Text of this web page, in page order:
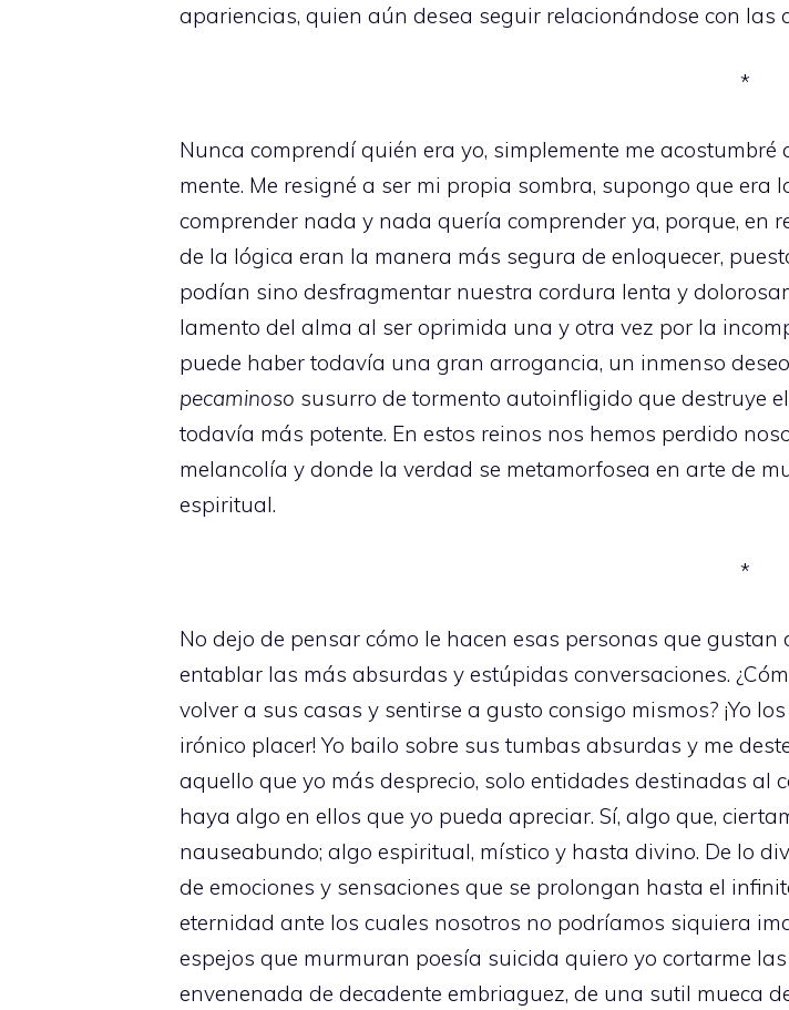
apariencias, quien aún desea seguir relacionándose con las
*
Nunca comprendí quién era yo, simplemente me
mente. Me resigné a ser mi propia sombra, supongo que
comprender nada y nada quería comprender ya, porque,
de la lógica eran la manera más segura de enloquecer,
podían sino desfragmentar nuestra cordura lenta y
lamento del alma al ser oprimida una y otra vez por la
puede haber todavía una gran arrogancia, un inmenso
pecaminoso susurro de tormento autoinfligido que destruye
todavía más potente. En estos reinos nos hemos perdido
melancolía y donde la verdad se metamorfosea en arte de
espiritual.
*
No dejo de pensar cómo le hacen esas personas que
entablar las más absurdas y estúpidas conversaciones.
volver a sus casas y sentirse a gusto consigo mismos? ¡Yo
irónico placer! Yo bailo sobre sus tumbas absurdas y me
aquello que yo más desprecio, solo entidades destinadas al
haya algo en ellos que yo pueda apreciar. Sí, algo que,
nauseabundo; algo espiritual, místico y hasta divino. De lo
de emociones y sensaciones que se prolongan hasta el
eternidad ante los cuales nosotros no podríamos siquiera
espejos que murmuran poesía suicida quiero yo cortarme
envenenada de decadente embriaguez, de una sutil mueca